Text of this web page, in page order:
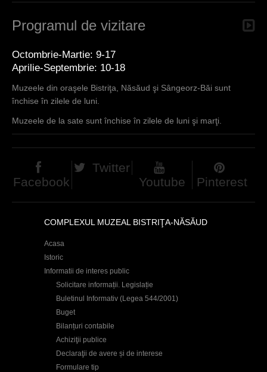
Programul de vizitare
Octombrie-Martie: 9-17
Aprilie-Septembrie: 10-18
Muzeele din oraşele Bistriţa, Năsăud şi Sângeorz-Băi sunt
închise în zilele de luni.
Muzeele de la sate sunt închise în zilele de luni şi marţi.
Facebook
Twitter
Youtube
Pinterest
COMPLEXUL MUZEAL BISTRIŢA-NĂSĂUD
Acasa
Istoric
Informatii de interes public
Solicitare informații. Legislație
Buletinul Informativ (Legea 544/2001)
Buget
Bilanțuri contabile
Achiziţii publice
Declaraţii de avere și de interese
Formulare tip